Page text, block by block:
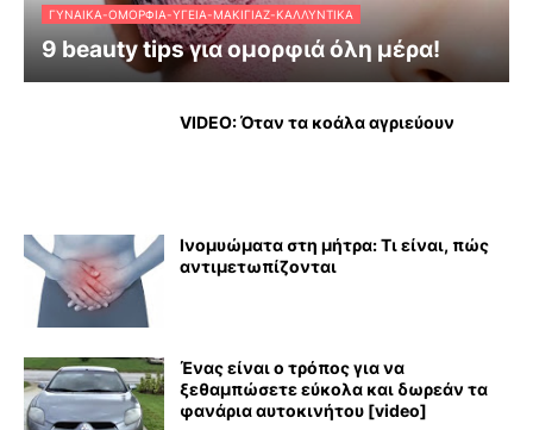
ΓΥΝΑΊΚΑ-ΟΜΟΡΦΙΆ-ΥΓΕΊΑ-ΜΑΚΙΓΙΆΖ-ΚΑΛΛΥΝΤΙΚΆ
9 beauty tips για ομορφιά όλη μέρα!
VIDEO: Όταν τα κοάλα αγριεύουν
Ινομυώματα στη μήτρα: Τι είναι, πώς
αντιμετωπίζονται
Ένας είναι ο τρόπος για να
ξεθαμπώσετε εύκολα και δωρεάν τα
φανάρια αυτοκινήτου [video]